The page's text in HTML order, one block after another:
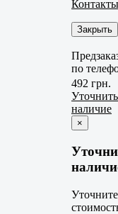
Контакты
Закрыть
по
492 грн.
Уточнить
наличие
×
Уточните